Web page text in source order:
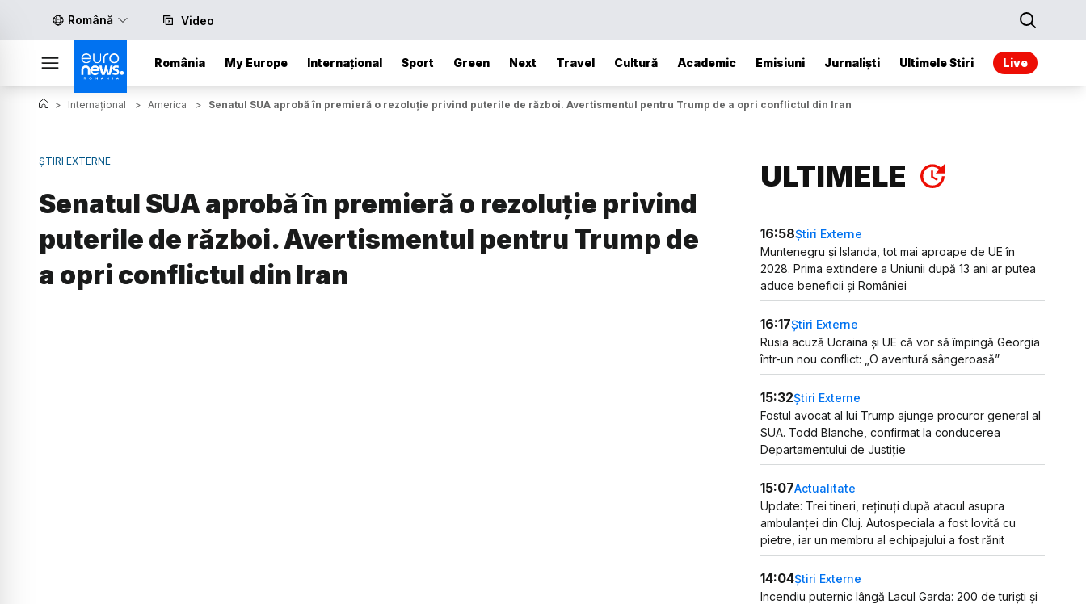
Română Video
România My Europe Internațional Sport Green Next Travel Cultură Academic Emisiuni Jurnaliști Ultimele Stiri Live
> Internațional > America > Senatul SUA aprobă în premieră o rezoluție privind puterile de război. Avertismentul pentru Trump de a opri conflictul din Iran
ȘTIRI EXTERNE
Senatul SUA aprobă în premieră o rezoluție privind
puterile de război. Avertismentul pentru Trump de
a opri conflictul din Iran
ULTIMELE
16:58Știri Externe
Muntenegru și Islanda, tot mai aproape de UE în
2028. Prima extindere a Uniunii după 13 ani ar putea
aduce beneficii și României
16:17Știri Externe
Rusia acuză Ucraina și UE că vor să împingă Georgia
într-un nou conflict: „O aventură sângeroasă”
15:32Știri Externe
Fostul avocat al lui Trump ajunge procuror general al
SUA. Todd Blanche, confirmat la conducerea
Departamentului de Justiție
15:07Actualitate
Update: Trei tineri, reținuți după atacul asupra
ambulanței din Cluj. Autospeciala a fost lovită cu
pietre, iar un membru al echipajului a fost rănit
14:04Știri Externe
Incendiu puternic lângă Lacul Garda: 200 de turiști și